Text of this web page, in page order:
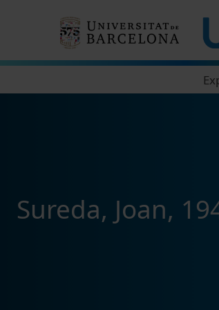
Sureda, Joan,